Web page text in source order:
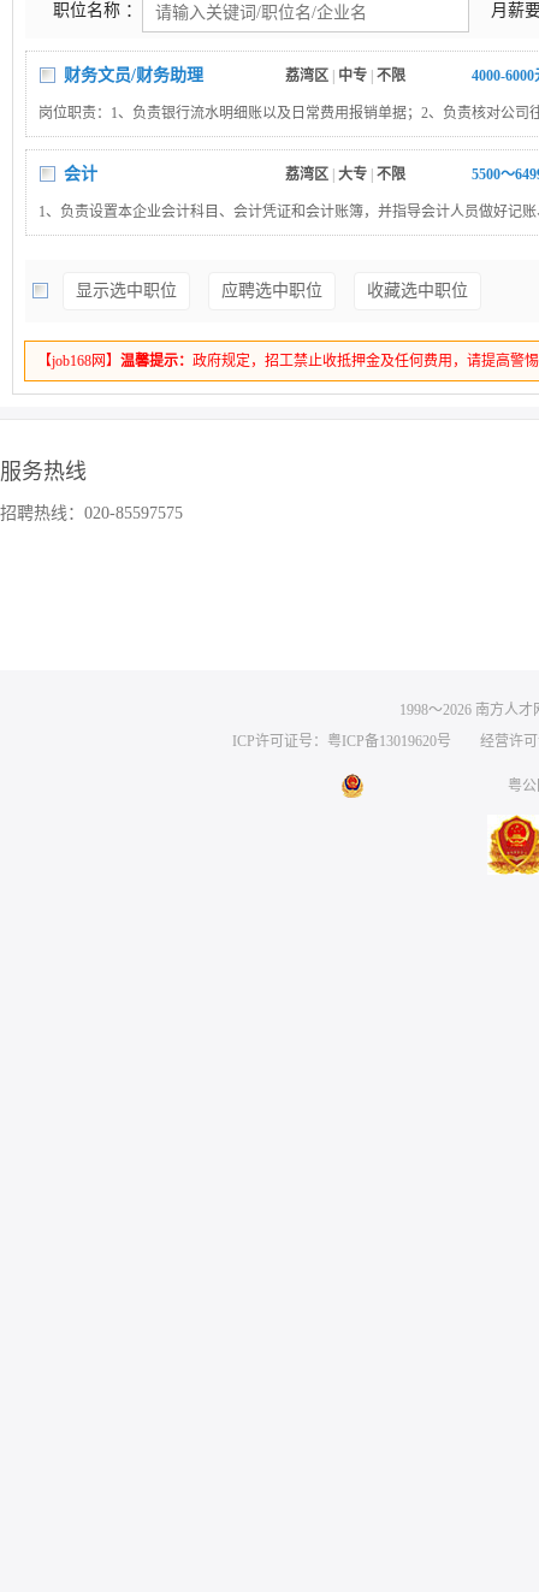
职位名称 ： 月薪
财务文员/财务助理 荔湾区 中专 不限 4000-6000
岗位职责：1、负责银行流水明细账以及日常费用报销单据；2、负责核对公司
应收应付款；3、处理工商局、税局、银行等相关的业务；4、装订凭证；5、
时工作。岗位要求：持初级会计师证
会计 荔湾区 大专 不限 5500～
1、负责设置本企业会计科目、会计凭证和会计账簿，并指导会计人员做好记
账工作；2、审核记账凭证，据实编制财务报表并监督申报扣缴工作；3、汇总
账账相符；5、为企业财务汇编工作提供财务依据；6、准确按时编制预算报表
有银行授信报表整理经验的优先考虑。
显示选中职位 应聘选中职位 收藏选中职位
【job168网】 温馨提示： 政府规定，招工禁止收抵押金及任何费用，请提高警
服务热线
招聘热线：020-85597575
1998～2026 南方人才
ICP许可证号：粤ICP备13019620号 经营许可
粤公